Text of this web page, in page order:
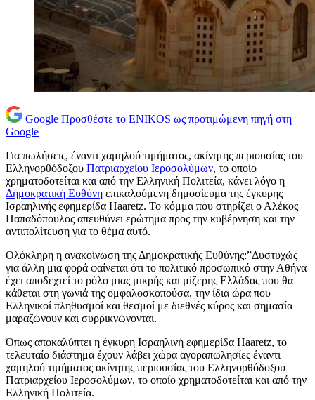
Google Προσθέστε το ENIKOS ως προτιμώμενη πηγή στη
Google
Για πωλήσεις, έναντι χαμηλού τιμήματος, ακίνητης περιουσίας του
Ελληνορθόδοξου Πατριαρχείου Ιεροσολύμων, το οποίο
χρηματοδοτείται και από την Ελληνική Πολιτεία, κάνει λόγο η
Δημοκρατική Ευθύνη επικαλούμενη δημοσίευμα της έγκυρης
Ισραηλινής εφημερίδα Haaretz. Το κόμμα που στηρίζει ο Αλέκος
Παπαδόπουλος απευθύνει ερώτημα προς την κυβέρνηση και την
αντιπολίτευση για το θέμα αυτό.
Ολόκληρη η ανακοίνωση της Δημοκρατικής Ευθύνης:”Δυστυχώς
για άλλη μια φορά φαίνεται ότι το πολιτικό προσωπικό στην Αθήνα
έχει αποδεχτεί το ρόλο μιας μικρής και μίζερης Ελλάδας που θα
κάθεται στη γωνιά της ομφαλοσκοπούσα, την ίδια ώρα που
Ελληνικοί πληθυσμοί και θεσμοί με διεθνές κύρος και σημασία
μαραζώνουν και συρρικνώνονται.
Όπως αποκαλύπτει η έγκυρη Ισραηλινή εφημερίδα Haaretz, το
τελευταίο διάστημα έχουν λάβει χώρα αγοραπωλησίες έναντι
χαμηλού τιμήματος ακίνητης περιουσίας του Ελληνορθόδοξου
Πατριαρχείου Ιεροσολύμων, το οποίο χρηματοδοτείται και από την
Ελληνική Πολιτεία.